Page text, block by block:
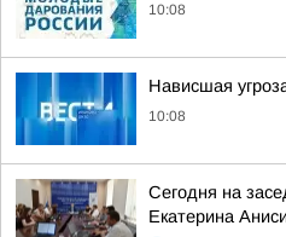
10:08
Нависшая
10:08
Сегодня на
Екатерина